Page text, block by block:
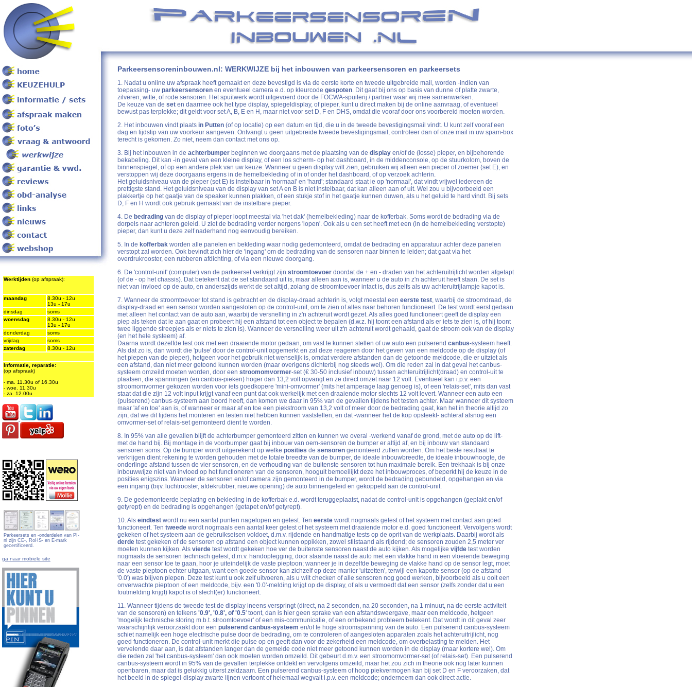
Werktijden (op afspraak):
maandag
8.30u - 12u
13u - 17u
dinsdag
soms
woensdag
8.30u - 12u
13u - 17u
donderdag
soms
vrijdag
soms
zaterdag
8.30u - 12u
Informatie, reparatie:
(op afspraak)
- ma. 11.30u of 16.30u
- woe. 11.30u
- za. 12.00u
Parkeersets en -onderdelen van PI-
nl zijn CE-, RoHS- en E-mark
gecertificeerd.
ga naar mobiele site
Parkeersensoreninbouwen.nl: WERKWIJZE bij het inbouwen van parkeersensoren en parkeersets
1. Nadat u online uw afspraak heeft gemaakt en deze bevestigd is via de eerste korte en tweede uitgebreide mail, worden -indien van
toepassing- uw parkeersensoren en eventueel camera e.d. op kleurcode gespoten. Dit gaat bij ons op basis van dunne of platte zwarte,
zilveren, witte, of rode sensoren. Het spuitwerk wordt uitgevoerd door de FOCWA-spuiterij / partner waar wij mee samenwerken.
De keuze van de set en daarmee ook het type display, spiegeldisplay, of pieper, kunt u direct maken bij de online aanvraag, of eventueel
bewust pas terplekke; dit geldt voor set A, B, E en H, maar niet voor set D, F en DHS, omdat die vooraf door ons voorbereid moeten worden.
2. Het inbouwen vindt plaats in Putten (of op locatie) op een datum en tijd, die u in de tweede bevestigingsmail vindt. U kunt zelf vooraf een
dag en tijdstip van uw voorkeur aangeven. Ontvangt u geen uitgebreide tweede bevestigingsmail, controleer dan of onze mail in uw spam-box
terecht is gekomen. Zo niet, neem dan contact met ons op.
3. Bij het inbouwen in de achterbumper beginnen we doorgaans met de plaatsing van de display en/of de (losse) pieper, en bijbehorende
bekabeling. Dit kan -in geval van een kleine display, of een los scherm- op het dashboard, in de middenconsole, op de stuurkolom, boven de
binnenspiegel, of op een andere plek van uw keuze. Wanneer u geen display wilt zien, gebruiken wij alleen een pieper of zoemer (set E), en
verstoppen wij deze doorgaans ergens in de hemelbekleding of in of onder het dashboard, of op verzoek achterin.
Het geluidsniveau van de pieper (set E) is instelbaar in 'normaal' en 'hard'; standaard staat ie op 'normaal', dat vindt vrijwel iedereen de
prettigste stand. Het geluidsniveau van de display van set A en B is niet instelbaar, dat kan alleen aan of uit. Wel zou u bijvoorbeeld een
plakkertje op het gaatje van de speaker kunnen plakken, of een stukje stof in het gaatje kunnen duwen, als u het geluid te hard vindt. Bij sets
D, F en H wordt ook gebruik gemaakt van de instelbare pieper.
4. De bedrading van de display of pieper loopt meestal via 'het dak' (hemelbekleding) naar de kofferbak. Soms wordt de bedrading via de
dorpels naar achteren geleid. U ziet de bedrading verder nergens 'lopen'. Ook als u een set heeft met een (in de hemelbekleding verstopte)
pieper, dan kunt u deze zelf naderhand nog eenvoudig bereiken.
5. In de kofferbak worden alle panelen en bekleding waar nodig gedemonteerd, omdat de bedrading en apparatuur achter deze panelen
verstopt zal worden. Ook bevindt zich hier de 'ingang' om de bedrading van de sensoren naar binnen te leiden; dat gaat via het
overdrukrooster, een rubberen afdichting, of via een nieuwe doorgang.
6. De 'control-unit' (computer) van de parkeerset verkrijgt zijn stroomtoevoer doordat de + en - draden van het achteruitrijlicht worden afgetapt
(of de - op het chassis). Dat betekent dat de set standaard uit is, maar alleen aan is, wanneer u de auto in z'n achteruit heeft staan. De set is
niet van invloed op de auto, en anderszijds werkt de set altijd, zolang de stroomtoevoer intact is, dus zelfs als uw achteruitrijlampje kapot is.
7. Wanneer de stroomtoevoer tot stand is gebracht en de display-draad achterin is, volgt meestal een eerste test, waarbij de stroomdraad, de
display-draad en een sensor worden aangesloten op de control-unit, om te zien of alles naar behoren functioneert. De test wordt eerst gedaan
met alleen het contact van de auto aan, waarbij de versnelling in z'n achteruit wordt gezet. Als alles goed functioneert geeft de display een
piep als teken dat ie aan gaat en probeert hij een afstand tot een object te bepalen (d.w.z. hij toont een afstand als er iets te zien is, of hij toont
twee liggende streepjes als er niets te zien is). Wanneer de versnelling weer uit z'n achteruit wordt gehaald, gaat de stroom ook van de display
(en het hele systeem) af.
Daarna wordt dezelfde test ook met een draaiende motor gedaan, om vast te kunnen stellen of uw auto een pulserend canbus-systeem heeft.
Als dat zo is, dan wordt die 'pulse' door de control-unit opgemerkt en zal deze reageren door het geven van een meldcode op de display (of
het piepen van de pieper), hetgeen voor het gebruik niet wenselijk is, omdat verdere afstanden dan de getoonde meldcode, die er uitziet als
een afstand, dan niet meer getoond kunnen worden (maar overigens dichterbij nog steeds wel). Om die reden zal in dat geval het canbus-
systeem omzeild moeten worden, door een stroomomvormer-set (€ 30-50 inclusief inbouw) tussen achteruitrijlicht(draad) en control-uit te
plaatsen, die spanningen (en canbus-pieken) hoger dan 13,2 volt opvangt en ze direct omzet naar 12 volt. Eventueel kan i.p.v. een
stroomomvormer gekozen worden voor iets goedkopere 'mini-omvormer' (mits het amperage laag genoeg is), of een 'relais-set', mits dan vast
staat dat die zijn 12 volt input krijgt vanaf een punt dat ook werkelijk met een draaiende motor slechts 12 volt levert. Wanneer een auto een
(pulserend) canbus-systeem aan boord heeft, dan komen we daar in 95% van de gevallen tijdens het testen achter. Maar wanneer dit systeem
maar 'af en toe' aan is, of wanneer er maar af en toe een piekstroom van 13,2 volt of meer door de bedrading gaat, kan het in theorie altijd zo
zijn, dat we dit tijdens het monteren en testen niet hebben kunnen vaststellen, en dat -wanneer het de kop opsteekt- achteraf alsnog een
omvormer-set of relais-set gemonteerd dient te worden.
8. In 95% van alle gevallen blijft de achterbumper gemonteerd zitten en kunnen we overal -werkend vanaf de grond, met de auto op de lift-
met de hand bij. Bij montage in de voorbumper gaat bij inbouw van oem-sensoren de bumper er altijd af, en bij inbouw van standaard
sensoren soms. Op de bumper wordt uitgerekend op welke posities de sensoren gemonteerd zullen worden. Om het beste resultaat te
verkrijgen dient rekening te worden gehouden met de totale breedte van de bumper, de ideale inbouwbreedte, de ideale inbouwhoogte, de
onderlinge afstand tussen de vier sensoren, en de verhouding van de buitenste sensoren tot hun maximale bereik. Een trekhaak is bij onze
inbouwwijze niet van invloed op het functioneren van de sensoren, hooguit bemoeilijkt deze het inbouwproces, of beperkt hij de keuze in de
posities enigszins. Wanneer de sensoren en/of camera zijn gemonteerd in de bumper, wordt de bedrading gebundeld, opgehangen en via
een ingang (bijv. luchtrooster, afdekrubber, nieuwe opening) de auto binnengeleid en gekoppeld aan de control-unit.
9. De gedemonteerde beplating en bekleding in de kofferbak e.d. wordt teruggeplaatst, nadat de control-unit is opgehangen (geplakt en/of
getyrept) en de bedrading is opgehangen (getapet en/of getyrept).
10. Als eindtest wordt nu een aantal punten nagelopen en getest. Ten eerste wordt nogmaals getest of het systeem met contact aan goed
functioneert. Ten tweede wordt nogmaals een aantal keer getest of het systeem met draaiende motor e.d. goed functioneert. Vervolgens wordt
gekeken of het systeem aan de gebruikseisen voldoet, d.m.v. rijdende en handmatige tests op de oprit van de werkplaats. Daarbij wordt als
derde test gekeken of de sensoren op afstand een object kunnen oppikken, zowel stilstaand als rijdend; de sensoren zouden 2,5 meter ver
moeten kunnen kijken. Als vierde test wordt gekeken hoe ver de buitenste sensoren naast de auto kijken. Als mogelijke vijfde test worden
nogmaals de sensoren technisch getest, d.m.v. handoplegging; door staande naast de auto met een vlakke hand in een vloeiende beweging
naar een sensor toe te gaan, hoor je uiteindelijk de vaste pieptoon; wanneer je in dezelfde beweging de vlakke hand op de sensor legt, moet
de vaste pieptoon echter uitgaan, want een goede sensor kan zichzelf op deze manier 'uitzetten', terwijl een kapotte sensor (op de afstand
'0.0') was blijven piepen. Deze test kunt u ook zelf uitvoeren, als u wilt checken of alle sensoren nog goed werken, bijvoorbeeld als u ooit een
onverwachte pieptoon of een meldcode, bijv. een '0.0'-melding krijgt op de display, of als u vermoedt dat een sensor (zelfs zonder dat u een
foutmelding krijgt) kapot is of slecht(er) functioneert.
11. Wanneer tijdens de tweede test de display ineens verspringt (direct, na 2 seconden, na 20 seconden, na 1 minuut, na de eerste activiteit
van de sensoren) en telkens '0.9', '0.8', of '0.5' toont, dan is hier geen sprake van een afstandsweergave, maar een meldcode, hetgeen
'mogelijk technische storing m.b.t. stroomtoevoer' of een mis-communicatie, of een onbekend probleem betekent. Dat wordt in dit geval zeer
waarschijnlijk veroorzaakt door een pulserend canbus-systeem en/of te hoge stroomspanning van de auto. Een pulserend canbus-systeem
schiet namelijk een hoge electrische pulse door de bedrading, om te controleren of aangesloten apparaten zoals het achteruitrijlicht, nog
goed functioneren. De control-unit merkt die pulse op en geeft dan voor de zekerheid een meldcode, om overbelasting te melden. Het
vervelende daar aan, is dat afstanden langer dan de gemelde code niet meer getoond kunnen worden in de display (maar kortere wel). Om
die reden zal 'het canbus-systeem' dan ook moeten worden omzeild. Dit gebeurt d.m.v. een stroomomvormer-set (of relais-set). Een pulserend
canbus-systeem wordt in 95% van de gevallen terplekke ontdekt en vervolgens omzeild, maar het zou zich in theorie ook nog later kunnen
openbaren, maar dat is gelukkig uiterst zeldzaam. Een pulserend canbus-systeem of hoog piekvermogen kan bij set D en F veroorzaken, dat
het beeld in de spiegel-display zwarte lijnen vertoont of helemaal wegvalt i.p.v. een meldcode; onderneem dan ook direct actie.